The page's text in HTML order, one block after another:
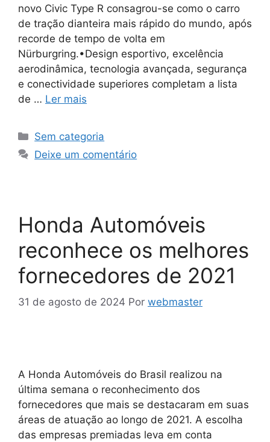
novo Civic Type R consagrou-se como o carro
de tração dianteira mais rápido do mundo, após
recorde de tempo de volta em
Nürburgring.•Design esportivo, excelência
aerodinâmica, tecnologia avançada, segurança
e conectividade superiores completam a lista
de … Ler mais
Sem categoria
Deixe um comentário
Honda Automóveis
reconhece os melhores
fornecedores de 2021
31 de agosto de 2024 Por webmaster
A Honda Automóveis do Brasil realizou na
última semana o reconhecimento dos
fornecedores que mais se destacaram em suas
áreas de atuação ao longo de 2021. A escolha
das empresas premiadas leva em conta